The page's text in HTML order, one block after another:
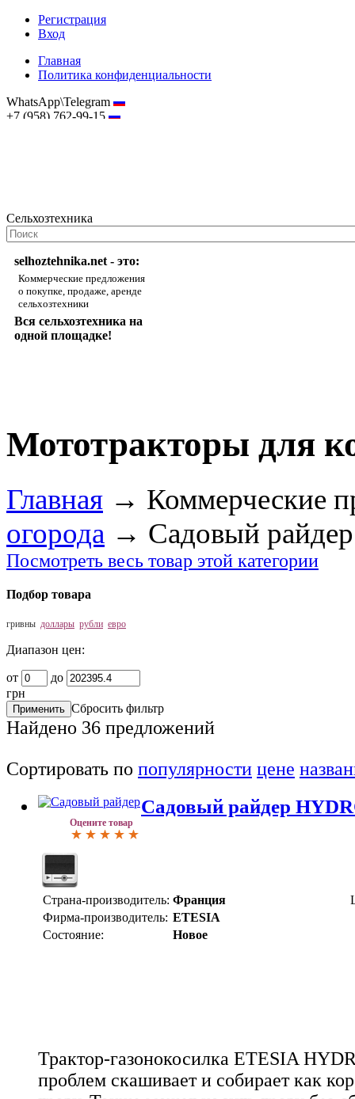
Регистрация
Вход
Главная
Политика конфиденциальности
WhatsApp\Telegram
+7 (958) 762-99-15
Сельхозтехника
selhoztehnika.net - это:
Коммерческие предложения
о покупке, продаже, аренде
сельхозтехники
Вся сельхозтехника на
одной площадке!
Мототракторы для
Главная → Коммерческие
огорода → Садовый райдер
Посмотреть весь товар этой категории
Подбор товара
гривны доллары рубли евро
Диапазон цен:
от
до
грн
Сбросить фильтр
Найдено 36 предложений
Сортировать по популярности цене
Оцените товар
Садовый райдер
Страна-производитель: Франция
Фирма-производитель: ETESIA
Состояние:
Новое
Трактор-газонокосилка ETESIA
проблем скашивает и собирает как